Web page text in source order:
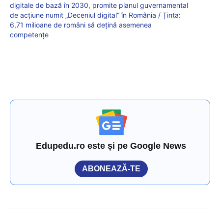
digitale de bază în 2030, promite planul guvernamental
de acțiune numit „Deceniul digital” în România / Ținta:
6,71 milioane de români să dețină asemenea
competențe
Edupedu.ro este și pe Google News
ABONEAZĂ-TE